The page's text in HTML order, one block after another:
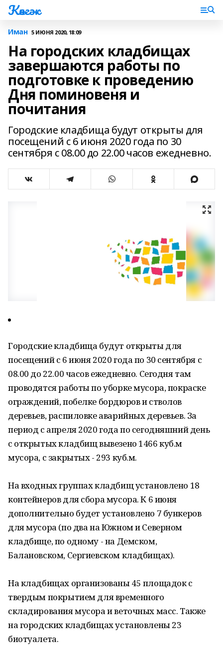
Көнгәк
Иман 5 ИЮНЯ 2020, 18:09
На городских кладбищах
завершаются работы по
подготовке к проведению
Дня поминовеня и
почитания
Городские кладбища будут открыты для
посещений с 6 июня 2020 года по 30
сентября с 08.00 до 22.00 часов ежедневно.
Городские кладбища будут открыты для
посещений с 6 июня 2020 года по 30 сентября с
08.00 до 22.00 часов ежедневно. Сегодня там
проводятся работы по уборке мусора, покраске
ограждений, побелке бордюров и стволов
деревьев, распиловке аварийных деревьев. За
период с апреля 2020 года по сегодняшний день
с открытых кладбищ вывезено 1466 куб.м
мусора, с закрытых - 293 куб.м.
На входных группах кладбищ установлено 18
контейнеров для сбора мусора. К 6 июня
дополнительно будет установлено 7 бункеров
для мусора (по два на Южном и Северном
кладбище, по одному - на Демском,
Балановском, Сергиевском кладбищах).
На кладбищах организованы 45 площадок с
твердым покрытием для временного
складирования мусора и веточных масс. Также
на городских кладбищах установлены 23
биотуалета.